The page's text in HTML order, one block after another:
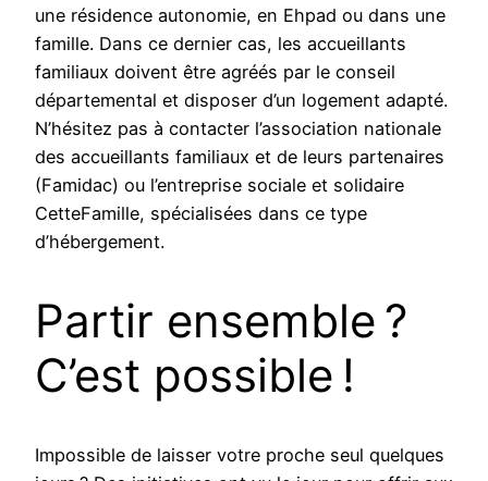
une résidence autonomie, en Ehpad ou dans une
famille. Dans ce dernier cas, les accueillants
familiaux doivent être agréés par le conseil
départemental et disposer d’un logement adapté.
N’hésitez pas à contacter l’association nationale
des accueillants familiaux et de leurs partenaires
(Famidac) ou l’entreprise sociale et solidaire
CetteFamille, spécialisées dans ce type
d’hébergement.
Partir ensemble ?
C’est possible !
Impossible de laisser votre proche seul quelques